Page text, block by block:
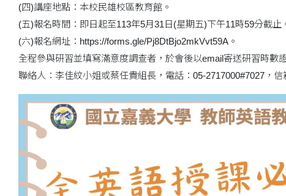
(四)講座地點：本校民雄校區教育館。
(五)報名時間：即日起至113年5月31日(星期五)下午11時59分截止
(六)報名網址：https://forms.gle/Pj8DtBjo2mkVvt59A。
全程參與研習並填寫滿意度調查者，於會後以email寄送研習時數
聯絡人：李佳紋小姐或蔡任貴組長，電話：05-2717000#7027，